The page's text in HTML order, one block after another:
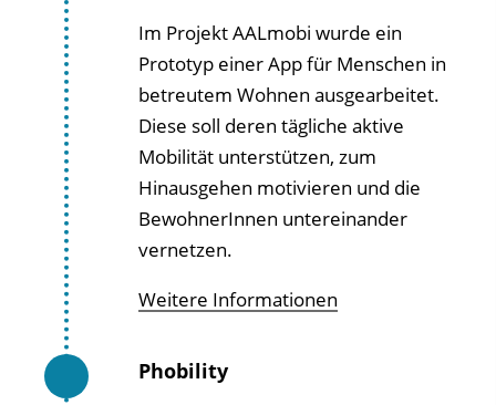
Im Projekt AALmobi wurde ein
Prototyp einer App für Menschen in
betreutem Wohnen ausgearbeitet.
Diese soll deren tägliche aktive
Mobilität unterstützen, zum
Hinausgehen motivieren und die
BewohnerInnen untereinander
vernetzen.
Weitere Informationen
Phobility